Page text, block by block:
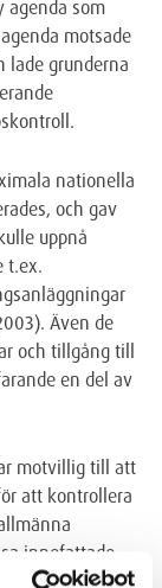
agenda som
motsade
lade grunderna
nationella
och gav
uppnå
t.ex.
Även de
och tillgång till
en del av
motvillig till att
att kontrollera
innefattade
policyer för att